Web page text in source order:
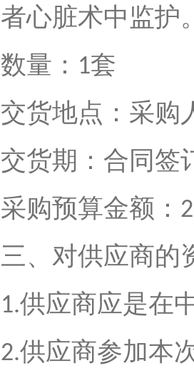
者心脏术中监护
数量： 1套
交货地点：采购
交货期：合同签
采购预算金额：
三、对供应商的
1.供应商应是在
2.供应商参加本